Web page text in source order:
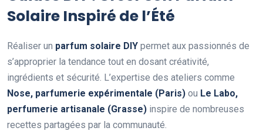
Solaire Inspiré de l’Été
Réaliser un parfum solaire DIY permet aux passionnés de
s’approprier la tendance tout en dosant créativité,
ingrédients et sécurité. L’expertise des ateliers comme
Nose, parfumerie expérimentale (Paris) ou Le Labo,
perfumerie artisanale (Grasse) inspire de nombreuses
recettes partagées par la communauté.